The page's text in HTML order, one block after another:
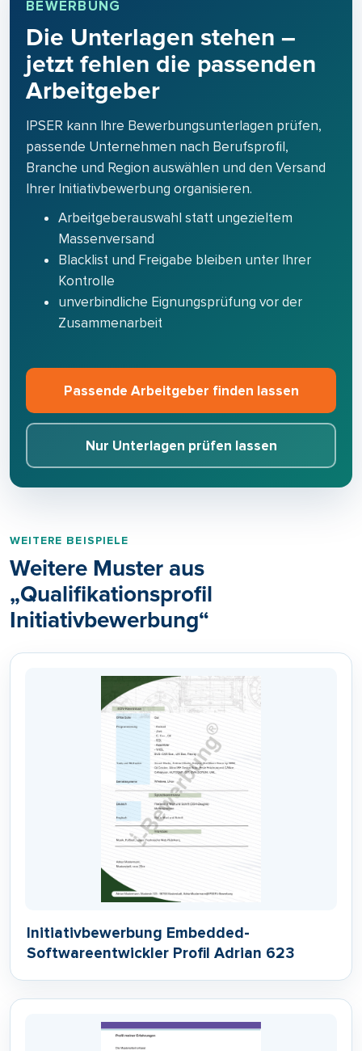
BEWERBUNG
Die Unterlagen stehen –
jetzt fehlen die passenden
Arbeitgeber
IPSER kann Ihre Bewerbungsunterlagen prüfen,
passende Unternehmen nach Berufsprofil,
Branche und Region auswählen und den Versand
Ihrer Initiativbewerbung organisieren.
Arbeitgeberauswahl statt ungezieltem
Massenversand
Blacklist und Freigabe bleiben unter Ihrer
Kontrolle
unverbindliche Eignungsprüfung vor der
Zusammenarbeit
Passende Arbeitgeber finden lassen
Nur Unterlagen prüfen lassen
WEITERE BEISPIELE
Weitere Muster aus
„Qualifikationsprofil
Initiativbewerbung“
Initiativbewerbung Embedded-
Softwareentwickler Profil Adrian 623